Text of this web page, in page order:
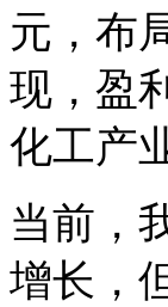
元，布
现，盈
化工产
当前，
增长，